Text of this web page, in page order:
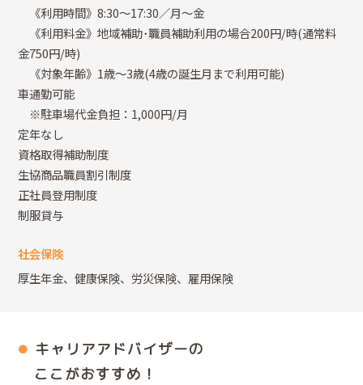
《利用時間》8:30～17:30／月～金
《利用料金》地域補助･職員補助利用の場合200円/時(通常料
金750円/時)
《対象年齢》1歳～3歳(4歳の誕生月まで利用可能)
車通勤可能
※駐車場代金負担：1,000円/月
定年なし
資格取得補助制度
生協商品職員割引制度
正社員登用制度
制服貸与
社会保険
厚生年金、健康保険、労災保険、雇用保険
キャリアアドバイザーの
ここがおすすめ！